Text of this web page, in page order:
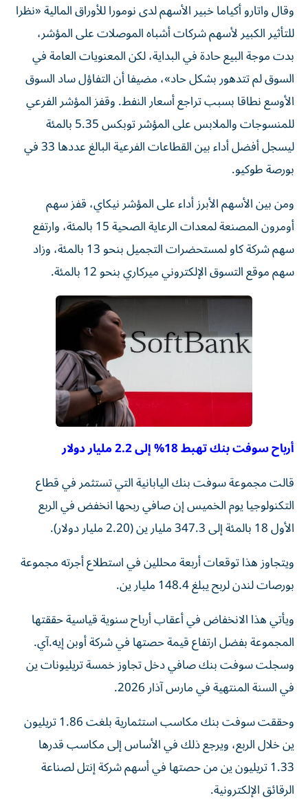
وقال ​واتارو ‌أكياما خبير الأسهم لدى نومورا للأوراق المالية «نظرا
للتأثير الكبير ‌لأسهم شركات أشباه الموصلات على المؤشر،
بدت موجة البيع حادة في البداية، لكن المعنويات العامة في
السوق لم تتدهور بشكل حاد»، مضيفا أن ‌التفاؤل ساد السوق
‌الأوسع نطاقا بسبب تراجع أسعار النفط. وقفز ⁠المؤشر الفرعي
للمنسوجات والملابس على المؤشر توبكس ‌5.35 بالمئة
ليسجل أفضل أداء بين القطاعات الفرعية البالغ عددها 33 في
بورصة طوكيو.
ومن بين الأسهم الأبرز أداء على ⁠المؤشر نيكاي، قفز سهم
أومرون المصنعة لمعدات الرعاية الصحية ​15 بالمئة، وارتفع
سهم شركة كاو لمستحضرات التجميل بنحو 13 بالمئة، وزاد
سهم موقع التسوق الإلكتروني ميركاري بنحو 12 ⁠بالمئة.
أرباح سوفت بنك تهبط 18% إلى 2.2 مليار دولار
قالت مجموعة سوفت بنك ‌اليابانية التي تستثمر في قطاع ​
التكنولوجيا يوم ⁠الخميس إن صافي ‌ربحها انخفض في ‌الربع
الأول 18 بالمئة إلى 347.3 مليار ‌ين (2.20 مليار دولار).
ويتجاوز هذا توقعات أربعة ⁠محللين في استطلاع أجرته مجموعة
بورصات لندن لربح يبلغ 148.4 مليار ين.
ويأتي هذا الانخفاض في أعقاب ​أرباح سنوية قياسية حققتها
المجموعة ‌بفضل ارتفاع قيمة حصتها في شركة أوبن إيه.آي.
⁠وسجلت سوفت بنك صافي دخل تجاوز خمسة تريليونات ين ​
في ‌السنة المنتهية في ‌مارس آذار 2026.
وحققت سوفت بنك مكاسب استثمارية بلغت 1.86 تريليون
‌ين خلال الربع، ‌ويرجع ذلك ⁠في الأساس إلى ‌مكاسب قدرها
1.33 تريليون ين من حصتها ⁠في أسهم ​شركة إنتل لصناعة
الرقائق الإلكترونية.